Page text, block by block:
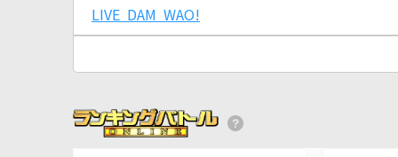
LIVE DAM WAO!